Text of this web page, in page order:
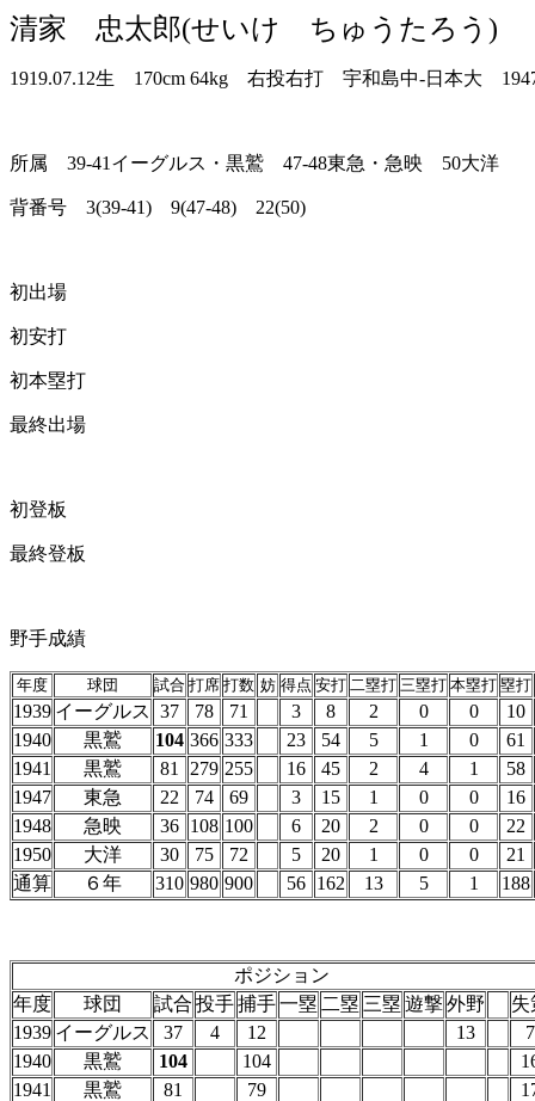
清家 忠太郎(せいけ ちゅうたろう)
1919.07.12生 170cm 64kg 右投右打 宇和島中-日本大
所属 39-41イーグルス・黒鷲 47-48東急・急映 50大洋
背番号 3(39-41) 9(47-48) 22(50)
初出場
初安打
初本塁打
最終出場
初登板
最終登板
野手成績
年度 球団 試合 打席 打数 妨 得点 安打 二塁打 三塁打 本塁打 塁打
1939 イーグルス 37 78 71 3 8 2 0 0
10
1940
黒鷲 104 366 333 23 54 5 1 0
61
1941
黒鷲 81 279 255 16 45 2 4 1
58
1947
東急 22 74 69 3 15 1 0 0
16
1948
急映 36 108 100 6 20 2 0 0
22
1950
大洋 30 75 72 5 20 1 0 0
21
通算
６年 310 980 900 56 162 13 5 1 188
ポジション
年度
球団 試合 投手捕手一塁 二塁 三塁 遊撃外野
失
1939 イーグルス 37 4 12 13
7
1940
黒鷲 104 104
1941
黒鷲 81 79